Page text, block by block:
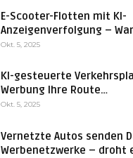
E-Scooter-Flotten mit KI-
Anzeigenverfolgung –
Okt. 5, 2025
KI-gesteuerte
Werbung Ihre Route…
Okt. 5, 2025
Vernetzte Autos senden
Werbenetzwerke – droht